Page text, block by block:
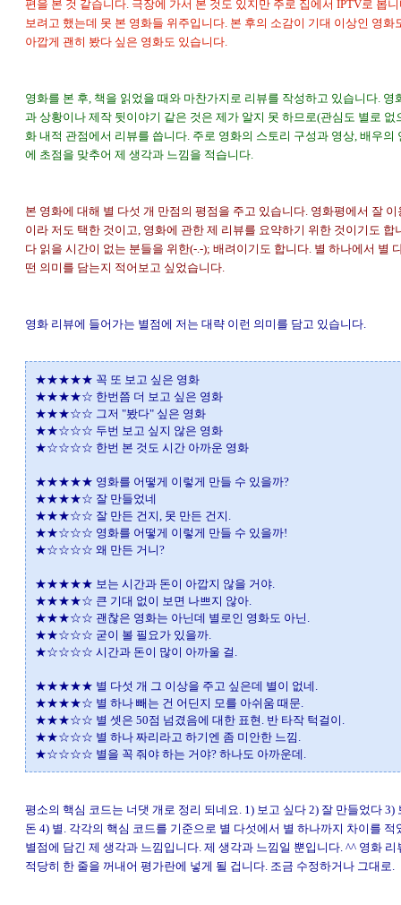
편을 본 것 같습니다. 극장에 가서 본 것도 있지만 주로 집에서 IPTV로 봅
보려고 했는데 못 본 영화들 위주입니다. 본 후의 소감이 기대 이상인 영화
아깝게 괜히 봤다 싶은 영화도 있습니다.
영화를 본 후, 책을 읽었을 때와 마찬가지로 리뷰를 작성하고 있습니다. 영
과 상황이나 제작 뒷이야기 같은 것은 제가 알지 못 하므로(관심도 별로 없
화 내적 관점에서 리뷰를 씁니다. 주로 영화의 스토리 구성과 영상, 배우의
에 초점을 맞추어 제 생각과 느낌을 적습니다.
본 영화에 대해 별 다섯 개 만점의 평점을 주고 있습니다. 영화평에서 잘
이라 저도 택한 것이고, 영화에 관한 제 리뷰를 요약하기 위한 것이기도 합
다 읽을 시간이 없는 분들을 위한(-.-); 배려이기도 합니다. 별 하나에서 별
떤 의미를 담는지 적어보고 싶었습니다.
영화 리뷰에 들어가는 별점에 저는 대략 이런 의미를 담고 있습니다.
★★★★★ 꼭 또 보고 싶은 영화
★★★★☆ 한번쯤 더 보고 싶은 영화
★★★☆☆ 그저 "봤다" 싶은 영화
★★☆☆☆ 두번 보고 싶지 않은 영화
★☆☆☆☆ 한번 본 것도 시간 아까운 영화
★★★★★ 영화를 어떻게 이렇게 만들 수 있을까?
★★★★☆ 잘 만들었네
★★★☆☆ 잘 만든 건지, 못 만든 건지.
★★☆☆☆ 영화를 어떻게 이렇게 만들 수 있을까!
★☆☆☆☆ 왜 만든 거니?
★★★★★ 보는 시간과 돈이 아깝지 않을 거야.
★★★★☆ 큰 기대 없이 보면 나쁘지 않아.
★★★☆☆ 괜찮은 영화는 아닌데 별로인 영화도 아닌.
★★☆☆☆ 굳이 볼 필요가 있을까.
★☆☆☆☆ 시간과 돈이 많이 아까울 걸.
★★★★★ 별 다섯 개 그 이상을 주고 싶은데 별이 없네.
★★★★☆ 별 하나 빼는 건 어딘지 모를 아쉬움 때문.
★★★☆☆ 별 셋은 50점 넘겼음에 대한 표현. 반 타작 턱걸이.
★★☆☆☆ 별 하나 짜리라고 하기엔 좀 미안한 느낌.
★☆☆☆☆ 별을 꼭 줘야 하는 거야? 하나도 아까운데.
평소의 핵심 코드는 너댓 개로 정리 되네요. 1) 보고 싶다 2) 잘 만들었다 3)
돈 4) 별. 각각의 핵심 코드를 기준으로 별 다섯에서 별 하나까지 차이를 적
별점에 담긴 제 생각과 느낌입니다. 제 생각과 느낌일 뿐입니다. ^^ 영화 리
적당히 한 줄을 꺼내어 평가란에 넣게 될 겁니다. 조금 수정하거나 그대로.